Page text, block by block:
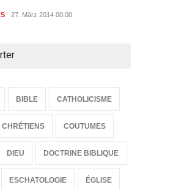
27. März 2014 00:00
BIBLE CATHOLICISME
CHRÉTIENS COUTUMES
DIEU DOCTRINE BIBLIQUE
ESCHATOLOGIE ÉGLISE